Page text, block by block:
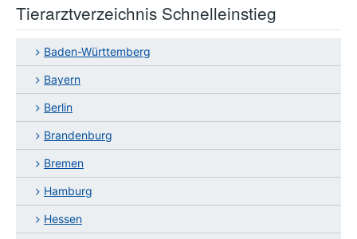
Tierarztverzeichnis Schnelleinstieg
Baden-Württemberg
Bayern
Berlin
Brandenburg
Bremen
Hamburg
Hessen